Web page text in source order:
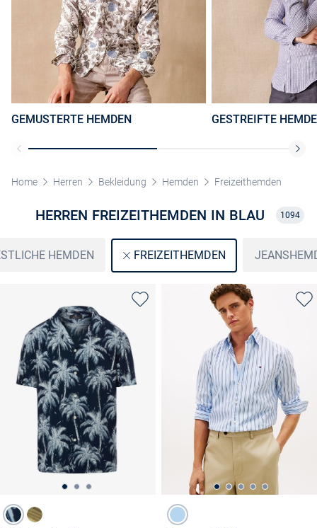
GEMUSTERTE HEMDEN GESTREIFTE
Home Herren Bekleidung Hemden Freizeithemden
HERREN FREIZEITHEMDEN IN BLAU 1094
HEMDEN FREIZEITHEMDEN